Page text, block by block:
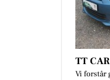
TT
Vi forstår